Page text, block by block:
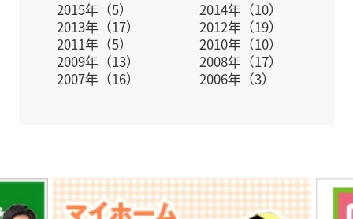
2015年（5）
2014年（10）
2013年（17）
2012年（19）
2011年（5）
2010年（10）
2009年（13）
2008年（17）
2007年（16）
2006年（3）